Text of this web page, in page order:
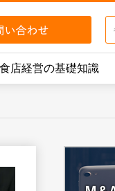
店経営の基礎知識